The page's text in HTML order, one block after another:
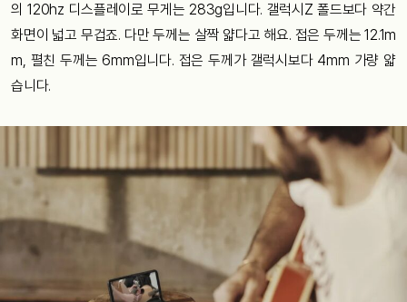
의 120hz 디스플레이로 무게는 283g입니다. 갤럭시Z 폴드보다 약간
화면이 넓고 무겁죠. 다만 두께는 살짝 얇다고 해요. 접은 두께는 12.1m
m, 펼친 두께는 6mm입니다. 접은 두께가 갤럭시보다 4mm 가량 얇
습니다.